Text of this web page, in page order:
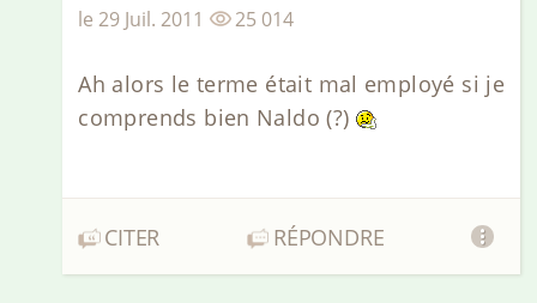
le29 Juil. 2011 25 014
Ah alors le terme était mal employé si je
comprends bien Naldo (?)
CITER RÉPONDRE